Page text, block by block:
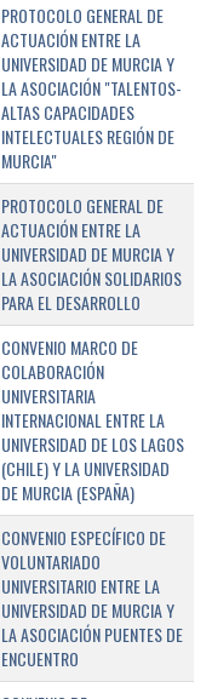
PROTOCOLO GENERAL DE
ACTUACIÓN ENTRE LA
UNIVERSIDAD DE MURCIA Y
LA ASOCIACIÓN "TALENTOS-
ALTAS CAPACIDADES
INTELECTUALES REGIÓN DE
MURCIA"
PROTOCOLO GENERAL DE
ACTUACIÓN ENTRE LA
UNIVERSIDAD DE MURCIA Y
LA ASOCIACIÓN SOLIDARIOS
PARA EL DESARROLLO
CONVENIO MARCO DE
COLABORACIÓN
UNIVERSITARIA
INTERNACIONAL ENTRE LA
UNIVERSIDAD DE LOS LAGOS
(CHILE) Y LA UNIVERSIDAD
DE MURCIA (ESPAÑA)
CONVENIO ESPECÍFICO DE
VOLUNTARIADO
UNIVERSITARIO ENTRE LA
UNIVERSIDAD DE MURCIA Y
LA ASOCIACIÓN PUENTES DE
ENCUENTRO